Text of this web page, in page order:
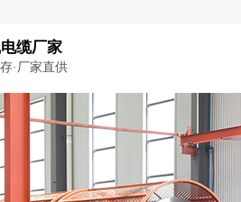
缆厂家
·厂家直供